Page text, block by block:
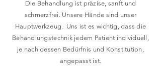
Die Behandlung ist präzise, sanft und
schmerzfrei. Unsere Hände sind unser
Hauptwerkzeug. Uns ist es wichtig, dass die
Behandlungstechnik jedem Patient individuell,
je nach dessen Bedürfnis und Konstitution,
angepasst ist.